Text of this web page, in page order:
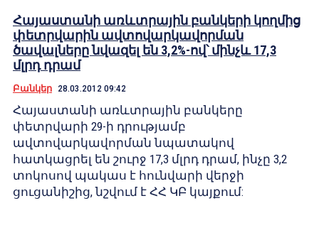
Հայաստանի առևտրային բանկերի կողմից
փետրվարին ավտովարկավորման
ծավալները նվազել են 3,2%-ով՝ մինչև 17,3
մլրդ դրամ
Բանկեր 28.03.2012 09:42
Հայաստանի առևտրային բանկերը
փետրվարի 29-ի դրությամբ
ավտովարկավորման նպատակով
հատկացրել են շուրջ 17,3 մլրդ դրամ, ինչը 3,2
տոկոսով պակաս է հունվարի վերջի
ցուցանիշից, նշվում է ՀՀ ԿԲ կայքում: